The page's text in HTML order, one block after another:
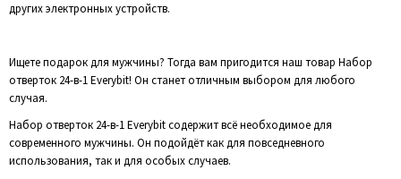
других электронных устройств.
Ищете подарок для мужчины? Тогда вам пригодится наш товар Набор
отверток 24-в-1 Everybit! Он станет отличным выбором для любого
случая.
Набор отверток 24-в-1 Everybit содержит всё необходимое для
современного мужчины. Он подойдёт как для повседневного
использования, так и для особых случаев.